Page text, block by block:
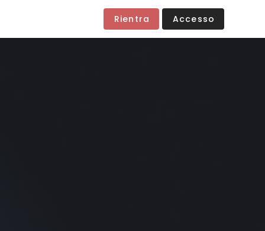
Rientra Accesso